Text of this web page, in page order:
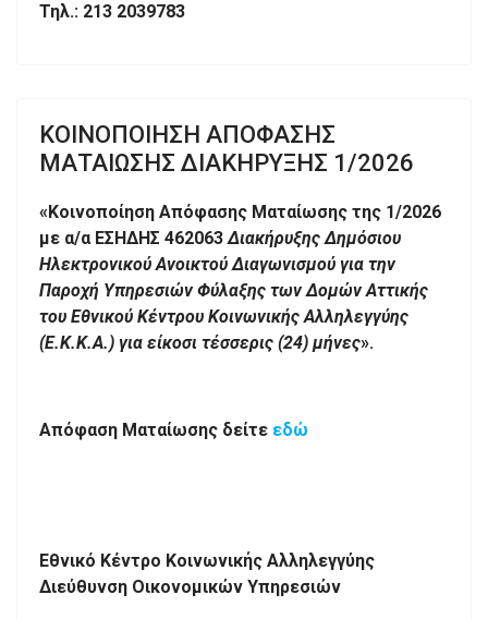
Τηλ.: 213 2039783
ΚΟΙΝΟΠΟΙΗΣΗ ΑΠΟΦΑΣΗΣ
ΜΑΤΑΙΩΣΗΣ ΔΙΑΚΗΡΥΞΗΣ 1/2026
«Κοινοποίηση Απόφασης Ματαίωσης της 1/2026
με α/α ΕΣΗΔΗΣ 462063Διακήρυξης Δημόσιου
Ηλεκτρονικού Ανοικτού Διαγωνισμού για την
Παροχή Υπηρεσιών Φύλαξης των Δομών Αττικής
του Εθνικού Κέντρου Κοινωνικής Αλληλεγγύης
(Ε.Κ.Κ.Α.) για είκοσι τέσσερις (24) μήνες».
Απόφαση Ματαίωσης δείτε εδώ
Εθνικό Κέντρο Κοινωνικής Αλληλεγγύης
Διεύθυνση Οικονομικών Υπηρεσιών